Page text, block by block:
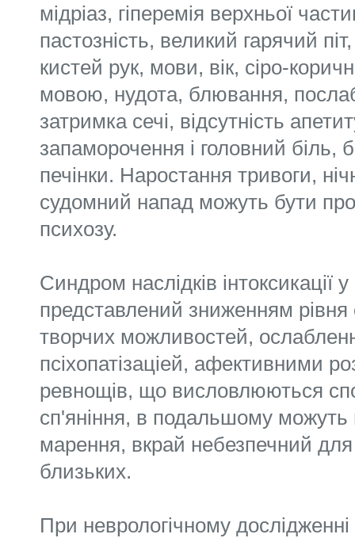
мідріаз, гіперемія верхньої
пастозність, великий гарячий
кистей рук, мови, вік, сіро-
мовою, нудота, блювання,
затримка сечі, відсутність
запаморочення і головний біль,
печінки. Наростання тривоги,
судомний напад можуть бути
психозу.
Синдром наслідків інтоксикації
представлений зниженням рівня
творчих можливостей,
псіхопатізаціей, афективними
ревнощів, що висловлюються
сп'яніння, в подальшому можуть
марення, вкрай небезпечний для
близьких.
При неврологічному